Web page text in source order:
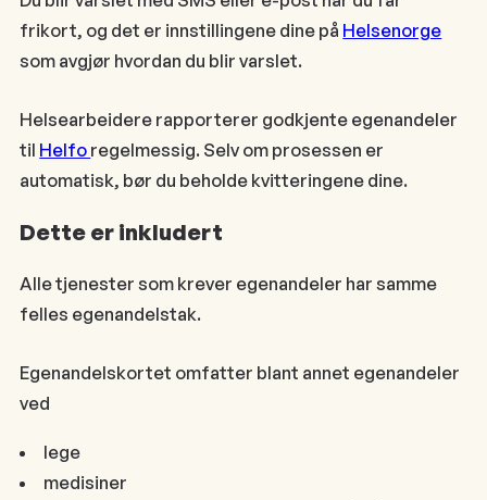
frikort, og det er innstillingene dine på Helsenorge
som avgjør hvordan du blir varslet.
Helsearbeidere rapporterer godkjente egenandeler
til Helfo regelmessig. Selv om prosessen er
automatisk, bør du beholde kvitteringene dine.
Dette er inkludert
Alle tjenester som krever egenandeler har samme
felles egenandelstak.
Egenandelskortet omfatter blant annet egenandeler
ved
lege
medisiner